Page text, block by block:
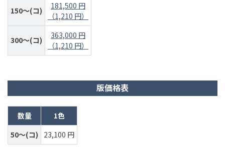
150～(コ)
181,500 円
（1,210 円）
300～(コ)
363,000 円
（1,210 円）
版価格表
数量
1色
50～(コ)
23,100 円